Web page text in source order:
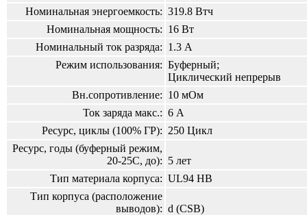
Номинальная энергоемкость: 319.8 Втч
Номинальная мощность: 16 Вт
Номинальный ток разряда: 1.3 А
Режим использования: Буферный;
Циклический непрерыв
Вн.сопротивление: 10 мОм
Ток заряда макс.: 6 А
Ресурс, циклы (100% ГР): 250 Цикл
Ресурс, годы (буферный режим,
20-25С, до): 5 лет
Тип материала корпуса: UL94 HB
Тип корпуса (расположение
выводов): d (CSB)